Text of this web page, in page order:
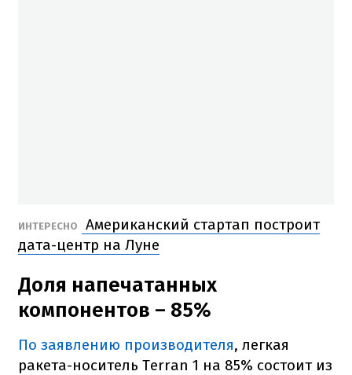
ИНТЕРЕСНО
Американский стартап построит
дата-центр на Луне
Доля напечатанных
компонентов – 85%
По заявлению производителя, легкая
ракета-носитель Terran 1 на 85% состоит из